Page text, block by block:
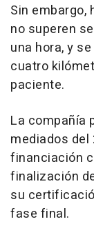
Sin embargo,
no superen
una hora, y
cuatro
paciente.
La compañía
mediados del
financiación
finalización
su
fase final.